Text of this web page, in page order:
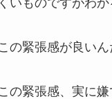
の緊張感が良い
の緊張感、実に